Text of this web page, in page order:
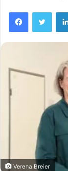
Facebook
Verena Breier